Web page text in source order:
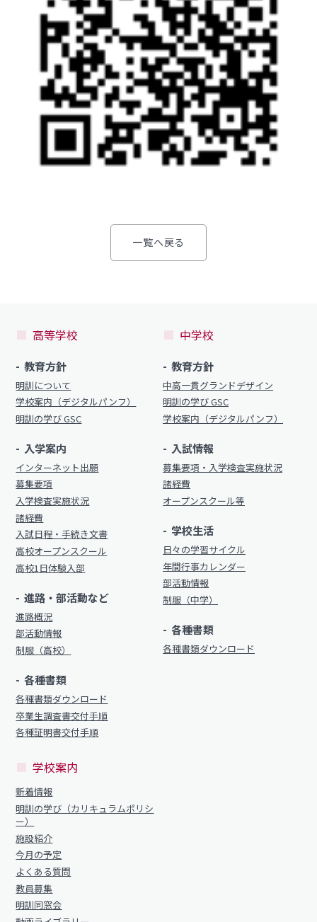
一覧へ戻る
高等学校
教育方針
明訓について
学校案内（デジタルパンフ）
明訓の学び GSC
入学案内
インターネット出願
募集要項
入学検査実施状況
諸経費
入試日程・手続き文書
高校オープンスクール
高校1日体験入部
進路・部活動など
進路概況
部活動情報
制服（高校）
各種書類
各種書類ダウンロード
卒業生調査書交付手順
各種証明書交付手順
中学校
教育方針
中高一貫グランドデザイン
明訓の学び GSC
学校案内（デジタルパンフ）
入試情報
募集要項・入学検査実施状況
諸経費
オープンスクール等
学校生活
日々の学習サイクル
年間行事カレンダー
部活動情報
制服（中学）
各種書類
各種書類ダウンロード
学校案内
新着情報
明訓の学び（カリキュラムポリシ
ー）
施設紹介
今月の予定
よくある質問
教員募集
明訓同窓会